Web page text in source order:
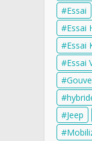
Essai
Essai
Essai
Essai
Jeep